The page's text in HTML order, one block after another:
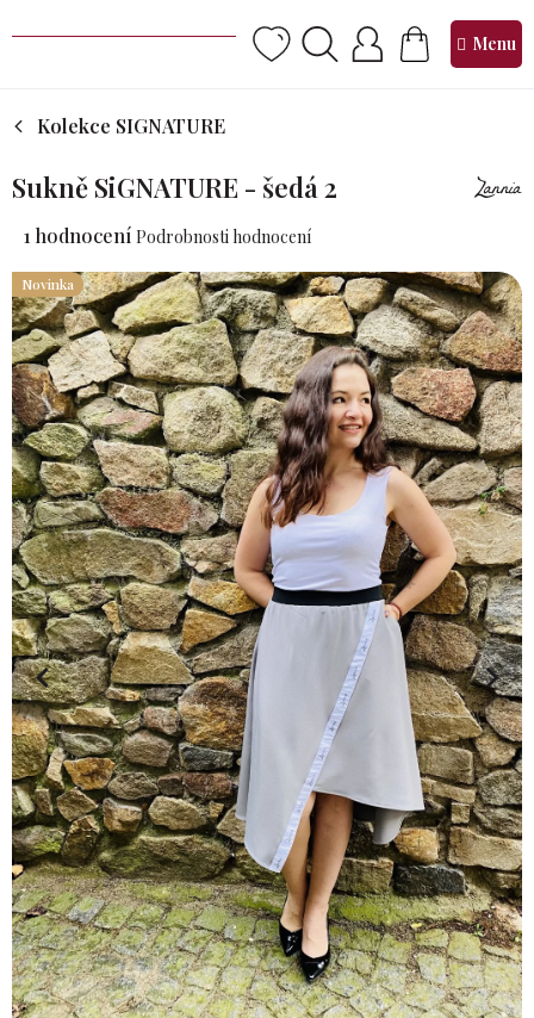
na
NÁKUPNÍ
KOŠÍK
Kolekce SIGNATURE
Sukně SiGNATURE - šedá 2
Průměrné
produktu
je
5,0
z 5
hvězdiček.
1 hodnocení Podrobnosti hodnocení
Novinka